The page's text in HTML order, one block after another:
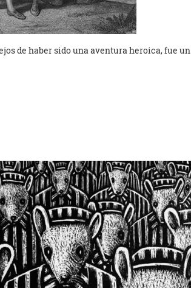
de haber sido una aventura heroica, fue un